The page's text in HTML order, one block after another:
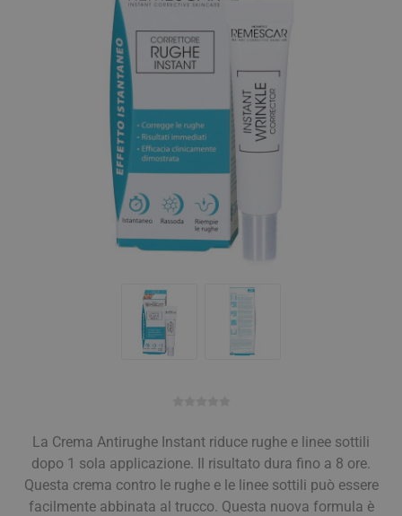
La Crema Antirughe Instant riduce rughe e linee sottili
dopo 1 sola applicazione. Il risultato dura fino a 8 ore.
Questa crema contro le rughe e le linee sottili può essere
facilmente abbinata al trucco. Questa nuova formula è